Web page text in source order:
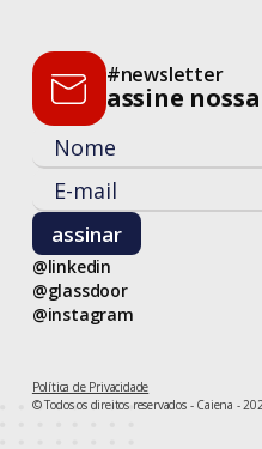
#newsletter
assine
@linkedin
@glassdoor
@instagram
Política de Privacidade
© Todos os direitos reservados - Caiena -